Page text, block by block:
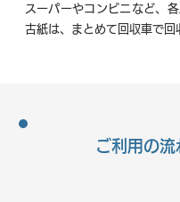
スーパーやコンビニなど、
古紙は、まとめて回収車で回
ご利用の流